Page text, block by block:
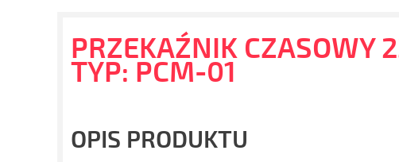
PRZEKAŹNIK CZASOWY
TYP: PCM-01
OPIS PRODUKTU